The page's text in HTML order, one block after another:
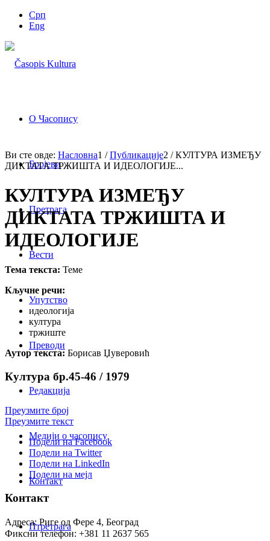
Срп
Eng
О Часопису
Бројеви
Претрага
Вести
Упутство
Преводи
Редакција
Медији о часопису
Контакт
Птретрага
Ви сте овде: Насловна1 / Публикације2 / КУЛТУРА ИЗМЕЂУ
ДИКТАТА ТРЖИШТА И ИДЕОЛОГИЈЕ...
КУЛТУРА ИЗМЕЂУ
ДИКТАТА ТРЖИШТА И
ИДЕОЛОГИЈЕ
Тема текста: Теме
Кључне речи:
идеологија
култура
тржиште
Аутор текста: Борисав Џуверовић
Култура бр.45-46 / 1979
Преузмите број
Преузмите текст
Подели на Facebook
Подели на Twitter
Подели на LinkedIn
Подели на мејл
Контакт
Адреса: Риге од Фере 4, Београд
Фиксни телефон: +381 11 2637 565